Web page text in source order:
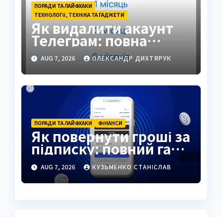
ПОРАДИ ТА ЛАЙФХАКИ
ТЕХНОЛОГІЇ, ТЕХНІКА ТА ГАДЖЕТИ
Як видалити акаунт
Телеграм: повна
інструкція на 2026 рік
AUG 7, 2026 ОЛЕКСАНДР ДИХТЯРУК
ПОРАДИ ТА ЛАЙФХАКИ ФІНАНСИ
Як повернути гроші за
підписку: повний гайд
2026
AUG 7, 2026 КУЗЬМЕНКО СТАНІСЛАВ